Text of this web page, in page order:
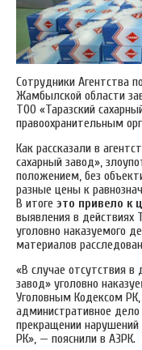
Сотрудники Агентства
Жамбылской области
ТОО «Таразский
правоохранительным
Как рассказали в
сахарный завод»,
положением, без
разные цены к
В итоге это привело к
выявления в действиях
уголовно наказуемого
материалов
«В случае отсутствия в
завод» уголовно
Уголовным Кодексом
административное дело
прекращении
РК», — пояснили в АЗРК.